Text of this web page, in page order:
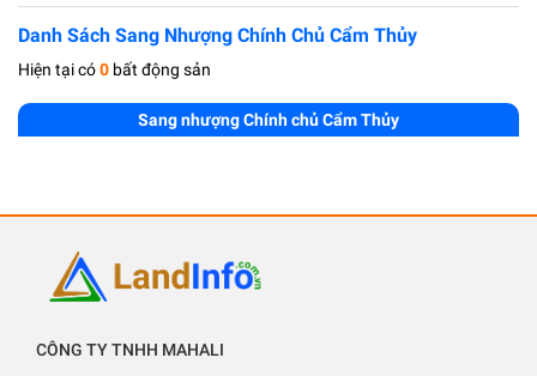
Danh Sách Sang Nhượng Chính Chủ Cẩm Thủy
Hiện tại có0 bất động sản
Sang nhượng Chính chủ Cẩm Thủy
CÔNG TY TNHH MAHALI